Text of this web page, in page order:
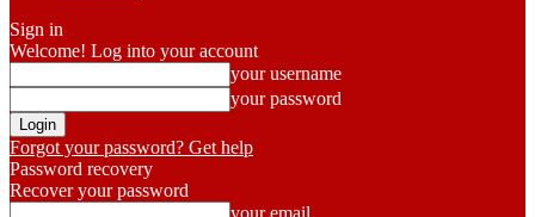
Sign in
Welcome! Log into your account
your username
your password
Forgot your password? Get help
Password recovery
Recover your password
your email